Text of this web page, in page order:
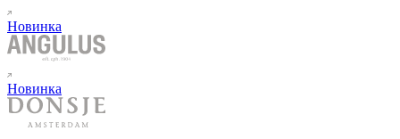
Новинка
Новинка